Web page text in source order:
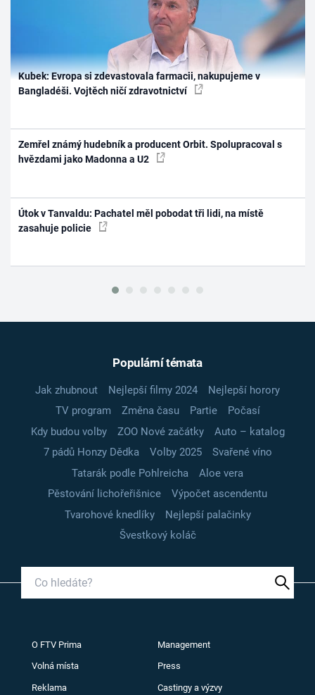
Kubek: Evropa si zdevastovala farmacii, nakupujeme v
Bangladéši. Vojtěch ničí zdravotnictví
Zemřel známý hudebník a producent Orbit. Spolupracoval s
hvězdami jako Madonna a U2
Útok v Tanvaldu: Pachatel měl pobodat tři lidi, na místě
zasahuje policie
Populární témata
Jak zhubnout Nejlepší filmy 2024
Nejlepší horory
TV program
Změna času Partie
Počasí
Kdy budou volby
ZOO Nové začátky
Auto – katalog
7 pádů Honzy Dědka
Volby 2025
Svařené víno
Tatarák podle Pohlreicha
Aloe vera
Pěstování lichořeřišnice
Výpočet ascendentu
Tvarohové knedlíky
Nejlepší palačinky
Švestkový koláč
O FTV Prima Management
Volná místa Press
Reklama Castingy a výzvy